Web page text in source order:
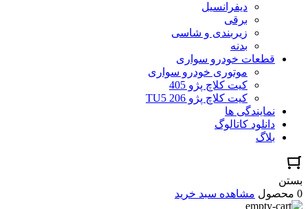
دیفرانسیل
برقی
زیربندی و شاسی
بدنه
قطعات خودرو سواری
موتوری خودرو سواری
کیت کلاچ پژو 405
کیت کلاچ پژو TU5 206
نمایندگی ها
دانلود کاتالوگ
بلاگ
بستن
0 محصول
مشاهده سبد خرید